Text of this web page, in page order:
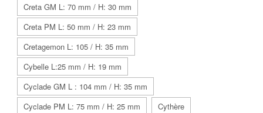
Creta GM L: 70 mm / H: 30 mm
Creta PM L: 50 mm / H: 23 mm
Cretagemon L: 105 / H: 35 mm
Cybelle L:25 mm / H: 19 mm
Cyclade GM L : 104 mm / H: 35 mm
Cyclade PM L: 75 mm / H: 25 mm
Cythère